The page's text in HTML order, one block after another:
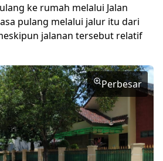
ke rumah melalui Jalan
pulang melalui jalur itu dari
jalanan tersebut relatif
Perbesar